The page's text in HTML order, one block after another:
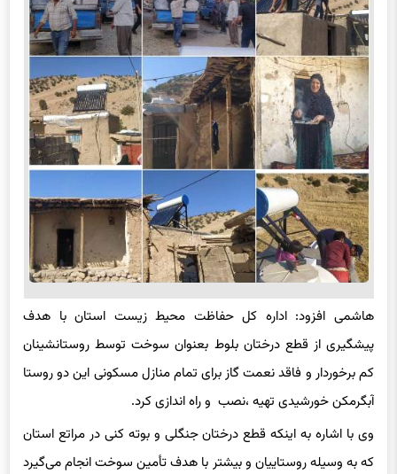
هاشمی افزود: اداره کل حفاظت محیط زیست استان با هدف
پیشگیری از قطع درختان بلوط بعنوان سوخت توسط روستانشینان
کم برخوردار و فاقد نعمت گاز برای تمام منازل مسکونی این دو روستا
آبگرمکن خورشیدی تهیه ،نصب و راه اندازی کرد.
وی با اشاره به اینکه قطع درختان جنگلی و بوته کنی در مراتع استان
که به وسیله روستاییان و بیشتر با هدف تأمین سوخت انجام می‌گیرد